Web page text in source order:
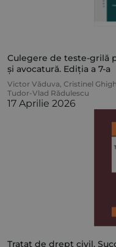
Culegere de teste-grilă
și avocatură. Ediția a 7-a
Victor Văduva, Cristinel
Tudor-Vlad Rădulescu
17 Aprilie 2026
Tratat de drept civil.